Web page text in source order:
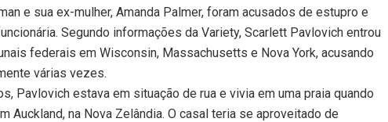
e sua ex-mulher, Amanda Palmer, foram acusados de estupro e
Segundo informações da Variety, Scarlett Pavlovich entrou
federais em Wisconsin, Massachusetts e Nova York, acusando
várias vezes.
Pavlovich estava em situação de rua e vivia em uma praia quando
Auckland, na Nova Zelândia. O casal teria se aproveitado de